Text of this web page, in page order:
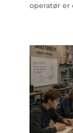
operatør er